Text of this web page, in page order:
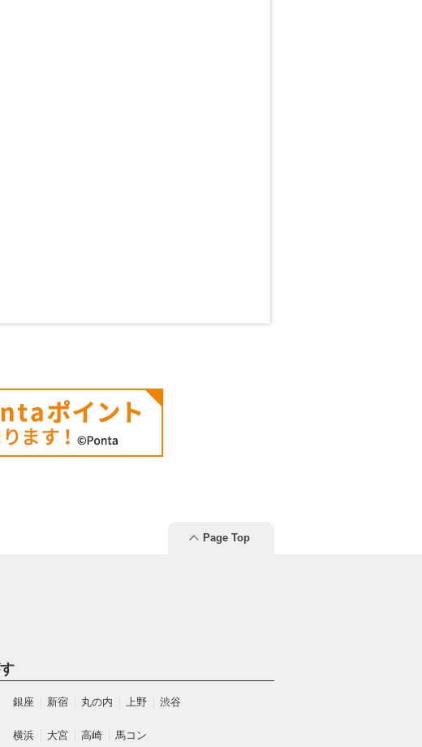
Page Top
銀座 新宿 丸の内 上野 渋谷
横浜 大宮 高崎 馬コン